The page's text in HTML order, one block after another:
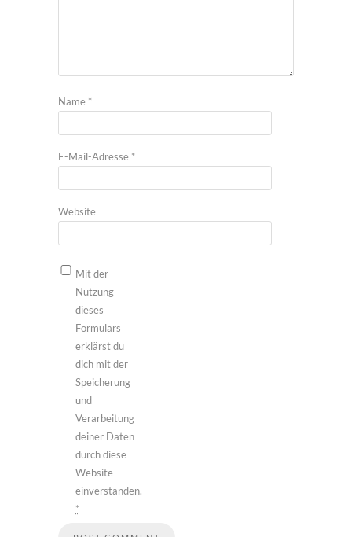
Name *
E-Mail-Adresse *
Website
Mit der
Nutzung
dieses
Formulars
erklärst du
dich mit der
Speicherung
und
Verarbeitung
deiner Daten
durch diese
Website
einverstanden.
*